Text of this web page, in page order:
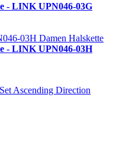
- LINK UPN046-03G
- LINK UPN046-03H
Set Ascending Direction